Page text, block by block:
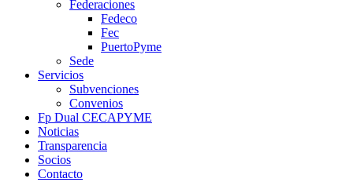
Federaciones
Fedeco
Fec
PuertoPyme
Sede
Servicios
Subvenciones
Convenios
Fp Dual CECAPYME
Noticias
Transparencia
Socios
Contacto